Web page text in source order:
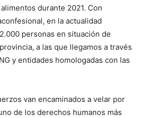
durante 2021. Con
en la actualidad
personas en situación de
a las que llegamos a través
y entidades homologadas con las
van encaminados a velar por
de los derechos humanos más